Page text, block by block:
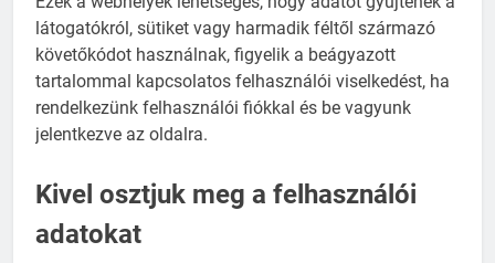
látogatókról, sütiket vagy harmadik féltől származó
követőkódot használnak, figyelik a beágyazott
tartalommal kapcsolatos felhasználói viselkedést, ha
rendelkezünk felhasználói fiókkal és be vagyunk
jelentkezve az oldalra.
Kivel osztjuk meg a felhasználói
adatokat